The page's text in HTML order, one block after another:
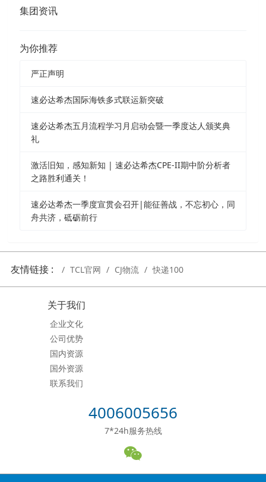
集团资讯
为你推荐
严正声明
速必达希杰国际海铁多式联运新突破
速必达希杰五月流程学习月启动会暨一季度达人颁奖典
礼
激活旧知，感知新知 | 速必达希杰CPE-II期中阶分析者
之路胜利通关！
速必达希杰一季度宣贯会召开|能征善战，不忘初心，同
舟共济，砥砺前行
友情链接 : TCL官网 CJ物流 快递100
关于我们
企业文化
公司优势
国内资源
国外资源
联系我们
4006005656
7*24h服务热线